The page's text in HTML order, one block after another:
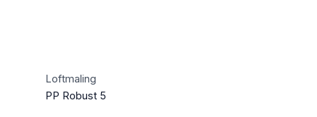
Loftmaling
PP Robust 5